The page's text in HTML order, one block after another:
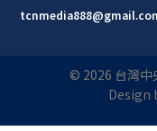
© 2026 台灣
Design